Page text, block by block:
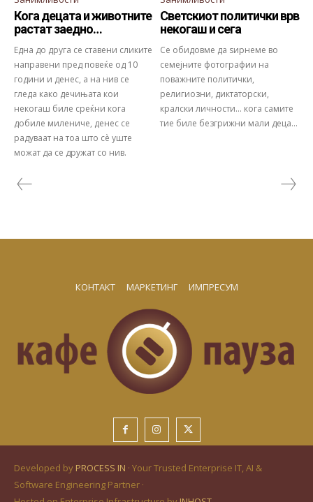
Кога децата и животните
растат заедно…
Една до друга се ставени сликите
направени пред повеќе од 10
години и денес, а на нив се
гледа како дечињата кои
некогаш биле среќни кога
добиле милениче, денес се
радуваат на тоа што сè уште
можат да се дружат со нив.
Светскиот политички врв
некогаш и сега
Се обидовме да ѕирнеме во
семејните фотографии на
поважните политички,
религиозни, диктаторски,
кралски личности... кога самите
тие биле безгрижни мали деца...
КОНТАКТ МАРКЕТИНГ ИМПРЕСУМ
Developed by PROCESS IN · Your Trusted Enterprise IT, AI &
Software Engineering Partner ·